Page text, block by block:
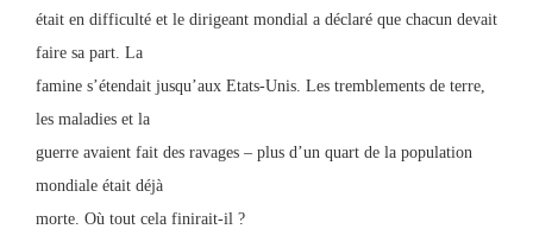
était en difficulté et le dirigeant mondial a déclaré que chacun devait
faire sa part. La
famine s’étendait jusqu’aux Etats-Unis. Les tremblements de terre,
les maladies et la
guerre avaient fait des ravages – plus d’un quart de la population
mondiale était déjà
morte. Où tout cela finirait-il ?